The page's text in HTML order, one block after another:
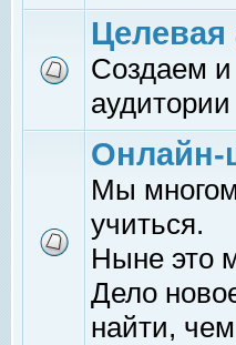
Целевая
Создаем и
аудитории
Онлайн-
Мы
учиться.
Ныне это
Дело
найти,